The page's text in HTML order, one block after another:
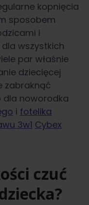
kopnięcia
sposobem
i
wszystkich
par właśnie
dziecięcej
zabraknąć
dla noworodka
i fotelika
3w1 Cybex
czuć